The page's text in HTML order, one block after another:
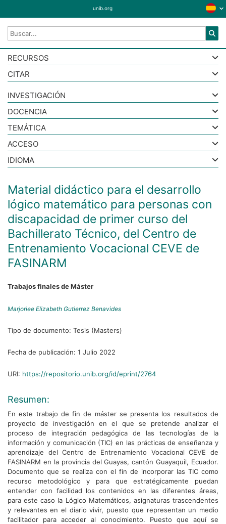
unib.org
RECURSOS
CITAR
Material didáctico para el desarrollo
lógico matemático para personas con
discapacidad de primer curso del
Bachillerato Técnico, del Centro de
Entrenamiento Vocacional CEVE de
FASINARM
Trabajos finales de Máster
Marjoriee Elizabeth Gutierrez Benavides
Tipo de documento: Tesis (Masters)
Fecha de publicación: 1 Julio 2022
URI: https://repositorio.unib.org/id/eprint/2764
Resumen:
En este trabajo de fin de máster se presenta los resultados de
proyecto de investigación en el que se pretende analizar el
proceso de integración pedagógica de las tecnologías de la
información y comunicación (TIC) en las prácticas de enseñanza y
aprendizaje del Centro de Entrenamiento Vocacional CEVE de
FASINARM en la provincia del Guayas, cantón Guayaquil, Ecuador.
Documento que se realiza con el fin de incorporar las TIC como
recurso metodológico y para que estratégicamente puedan
entender con facilidad los contenidos en las diferentes áreas,
para este caso la Lógico Matemáticos, asignaturas trascendentes
y relevantes en el diario vivir, puesto que representan un medio
facilitador para acceder al conocimiento. Puesto que aquí se
INVESTIGACIÓN
DOCENCIA
TEMÁTICA
ACCESO
IDIOMA